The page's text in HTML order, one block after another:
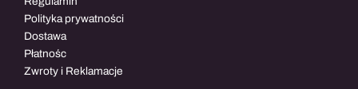
Polityka prywatności
Dostawa
Płatnośc
Zwroty i Reklamacje